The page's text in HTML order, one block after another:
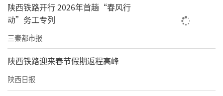
陕西铁路开行 2026年首趟“春风行
动”务工专列
三秦都市报
陕西铁路迎来春节假期返程高峰
陕西日报